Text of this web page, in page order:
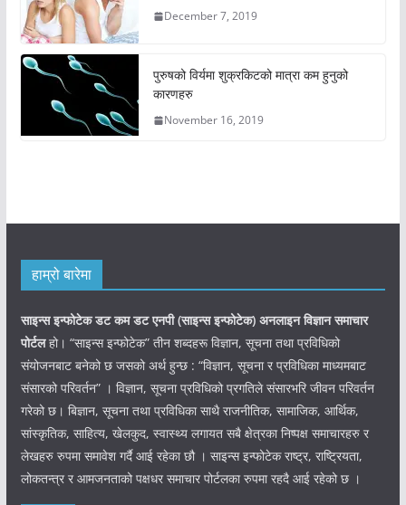
December 7, 2019
पुरुषको विर्यमा शुक्रकिटको मात्रा कम हुनुको
कारणहरु
November 16, 2019
हाम्रो बारेमा
साइन्स इन्फोटेक डट कम डट एनपी (साइन्सइन्फोटेक) अनलाइन विज्ञान समाचार
पोर्टलहो। “साइन्स इन्फोटेक” तीन शब्दहरू विज्ञान, सूचना तथा प्रविधिको
संयोजनबाट बनेको छ जसको अर्थ हुन्छ : “विज्ञान, सूचना र प्रविधिका माध्यमबाट
संसारको परिवर्तन” । विज्ञान, सूचना प्रविधिको प्रगतिले संसारभरि जीवन परिवर्तन
गरेको छ। बिज्ञान, सूचना तथा प्रविधिका साथै राजनीतिक, सामाजिक, आर्थिक,
सांस्कृतिक, साहित्य, खेलकुद, स्वास्थ्य लगायत सबै क्षेत्रका निष्पक्ष समाचारहरु र
लेखहरु रुपमा समावेश गर्दै आई रहेका छौ । साइन्स इन्फोटेक राष्ट्र, राष्ट्रियता,
लोकतन्त्र र आमजनताको पक्षधर समाचार पोर्टलका रुपमा रहदै आई रहेको छ ।